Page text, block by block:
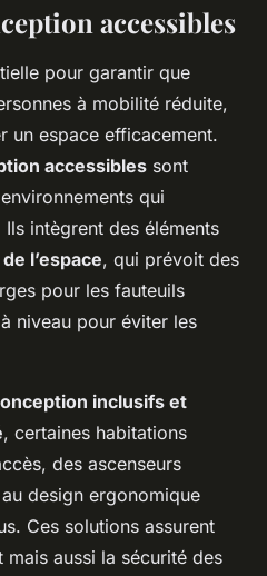
accessibles
pour garantir que
à mobilité réduite,
un espace efficacement.
accessibles sont
qui
intègrent des éléments
l’espace, qui prévoit des
pour les fauteuils
niveau pour éviter les
inclusifs et
, certaines habitations
des ascenseurs
design ergonomique
Ces solutions assurent
aussi la sécurité des